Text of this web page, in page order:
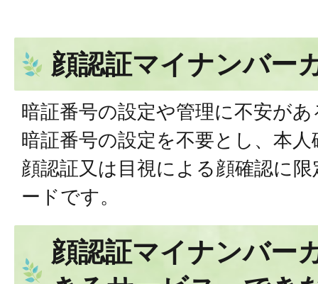
顔認証マイナンバー
暗証番号の設定や管理に不安が
暗証番号の設定を不要とし、本
顔認証又は目視による顔確認に
ードです。
顔認証マイナンバー